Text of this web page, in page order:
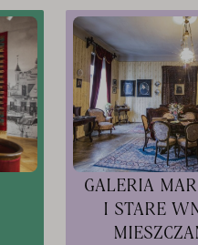
GALERIA
I STARE